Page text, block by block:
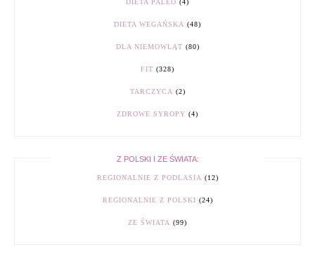
DIETA WEGAŃSKA (48)
DLA NIEMOWLĄT (80)
FIT (328)
TARCZYCA (2)
ZDROWE SYROPY (4)
Z POLSKI I ZE ŚWIATA:
REGIONALNIE Z PODLASIA (12)
REGIONALNIE Z POLSKI (24)
ZE ŚWIATA (99)